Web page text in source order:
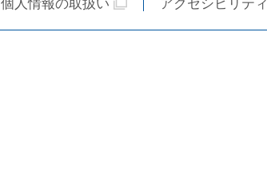
個人情報の取扱い アクセシビリティ